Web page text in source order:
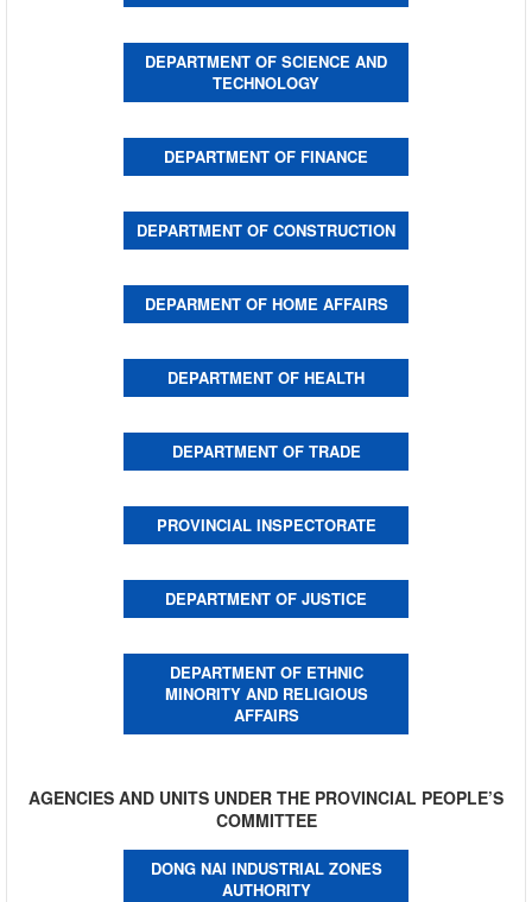
DEPARTMENT OF SCIENCE AND
TECHNOLOGY
DEPARTMENT OF FINANCE
DEPARTMENT OF CONSTRUCTION
DEPARMENT OF HOME AFFAIRS
DEPARTMENT OF HEALTH
DEPARTMENT OF TRADE
PROVINCIAL INSPECTORATE
DEPARTMENT OF JUSTICE
DEPARTMENT OF ETHNIC
MINORITY AND RELIGIOUS
AFFAIRS
AGENCIES AND UNITS UNDER THE PROVINCIAL PEOPLE’S
COMMITTEE
DONG NAI INDUSTRIAL ZONES
AUTHORITY